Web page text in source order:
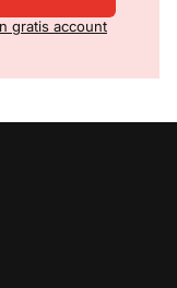
gratis account